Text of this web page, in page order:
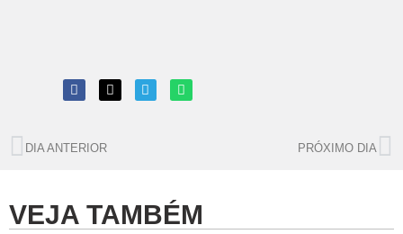
DIA ANTERIOR PRÓXIMO DIA
VEJA TAMBÉM